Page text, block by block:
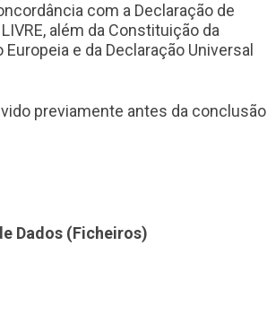
com a Declaração de
além da Constituição da
e da Declaração Universal
previamente antes da conclusão
Dados (Ficheiros)